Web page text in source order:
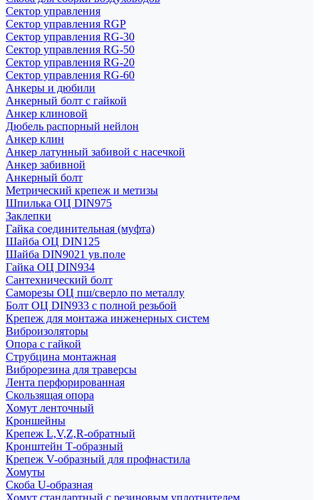
Сектор управления
Сектор управления RGP
Сектор управления RG-30
Сектор управления RG-50
Сектор управления RG-20
Сектор управления RG-60
Анкеры и дюбили
Анкерный болт с гайкой
Анкер клиновой
Дюбель распорный нейлон
Анкер клин
Анкер латунный забивой с насечкой
Анкер забивной
Анкерный болт
Метрический крепеж и метизы
Шпилька ОЦ DIN975
Заклепки
Гайка соединительная (муфта)
Шайба ОЦ DIN125
Шайба DIN9021 ув.поле
Гайка ОЦ DIN934
Сантехнический болт
Саморезы ОЦ пш/сверло по металлу
Болт ОЦ DIN933 с полной резьбой
Крепеж для монтажа инженерных систем
Виброизоляторы
Опора с гайкой
Струбцина монтажная
Виброрезина для траверсы
Лента перфорированная
Скользящая опора
Хомут ленточный
Кроншейны
Крепеж L,V,Z,R-обратный
Кронштейн Т-образный
Крепеж V-образный для профнастила
Хомуты
Скоба U-образная
Хомут стандартный с резиновым уплотнителем